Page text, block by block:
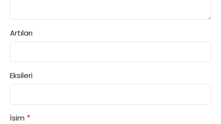
Artıları
Eksileri
İsim *